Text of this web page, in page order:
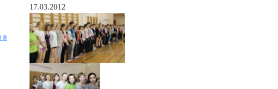
в
17.03.2012